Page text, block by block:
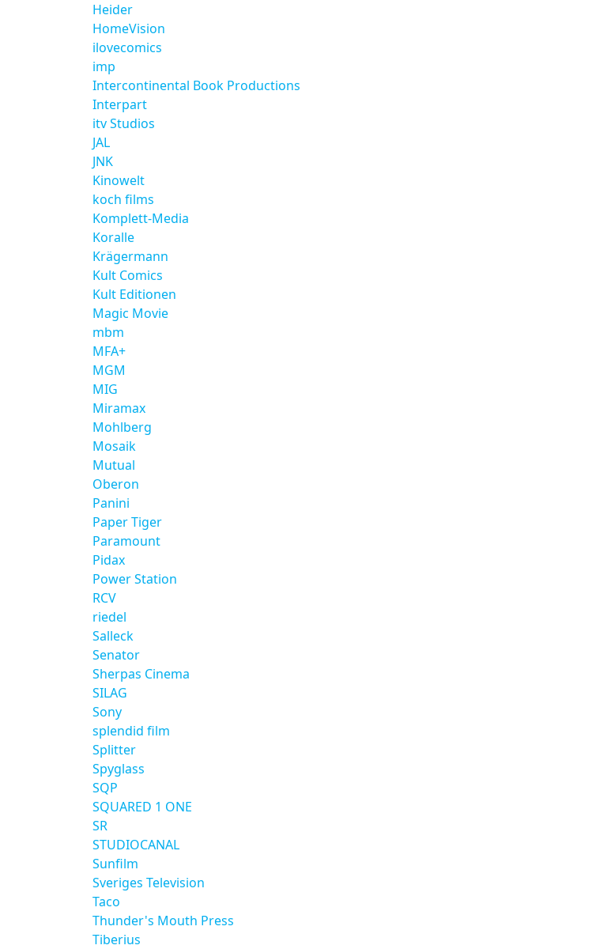
Heider
HomeVision
ilovecomics
imp
Intercontinental Book Productions
Interpart
itv Studios
JAL
JNK
Kinowelt
koch films
Komplett-Media
Koralle
Krägermann
Kult Comics
Kult Editionen
Magic Movie
mbm
MFA+
MGM
MIG
Miramax
Mohlberg
Mosaik
Mutual
Oberon
Panini
Paper Tiger
Paramount
Pidax
Power Station
RCV
riedel
Salleck
Senator
Sherpas Cinema
SILAG
Sony
splendid film
Splitter
Spyglass
SQP
SQUARED 1 ONE
SR
STUDIOCANAL
Sunfilm
Sveriges Television
Taco
Thunder's Mouth Press
Tiberius